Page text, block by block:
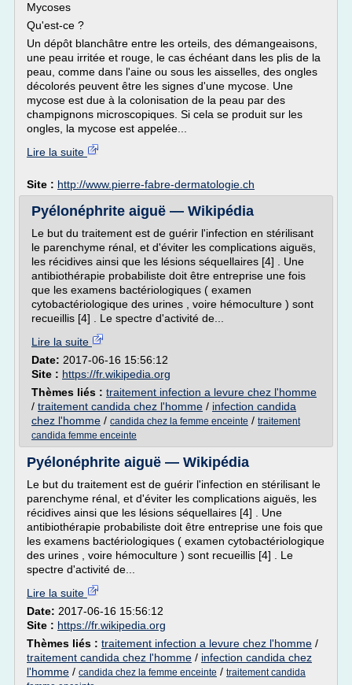
Mycoses
Qu'est-ce ?
Un dépôt blanchâtre entre les orteils, des démangeaisons,
une peau irritée et rouge, le cas échéant dans les plis de la
peau, comme dans l'aine ou sous les aisselles, des ongles
décolorés peuvent être les signes d'une mycose. Une
mycose est due à la colonisation de la peau par des
champignons microscopiques. Si cela se produit sur les
ongles, la mycose est appelée...
Lire la suite
Site : http://www.pierre-fabre-dermatologie.ch
Pyélonéphrite aiguë — Wikipédia
Le but du traitement est de guérir l'infection en stérilisant
le parenchyme rénal, et d'éviter les complications aiguës,
les récidives ainsi que les lésions séquellaires [4] . Une
antibiothérapie probabiliste doit être entreprise une fois
que les examens bactériologiques ( examen
cytobactériologique des urines , voire hémoculture ) sont
recueillis [4] . Le spectre d'activité de...
Lire la suite
Date: 2017-06-16 15:56:12
Site : https://fr.wikipedia.org
Thèmes liés : traitement infection a levure chez l'homme
/ traitement candida chez l'homme / infection candida
chez l'homme / candida chez la femme enceinte / traitement
candida femme enceinte
Pyélonéphrite aiguë — Wikipédia
Le but du traitement est de guérir l'infection en stérilisant le
parenchyme rénal, et d'éviter les complications aiguës, les
récidives ainsi que les lésions séquellaires [4] . Une
antibiothérapie probabiliste doit être entreprise une fois que
les examens bactériologiques ( examen cytobactériologique
des urines , voire hémoculture ) sont recueillis [4] . Le
spectre d'activité de...
Lire la suite
Date: 2017-06-16 15:56:12
Site : https://fr.wikipedia.org
Thèmes liés : traitement infection a levure chez l'homme /
traitement candida chez l'homme / infection candida chez
l'homme / candida chez la femme enceinte / traitement candida